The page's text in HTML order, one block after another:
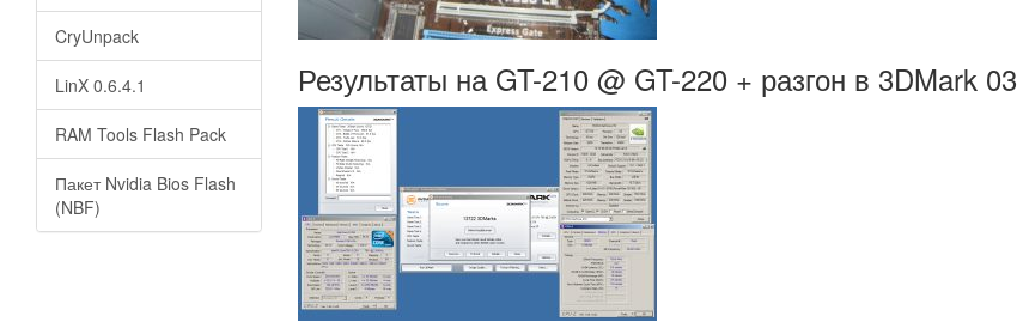
CryUnpack
LinX 0.6.4.1
RAM Tools Flash Pack
Пакет Nvidia Bios Flash
(NBF)
Результаты на GT-210 @ GT-220 + разгон в 3DMark 03